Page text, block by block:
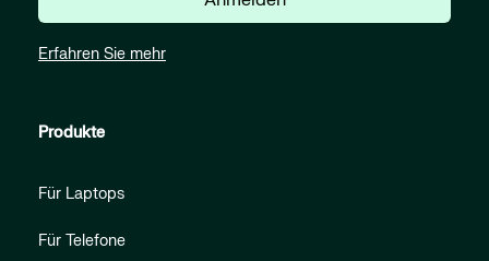
Erfahren Sie mehr
Produkte
Für Laptops
Für Telefone